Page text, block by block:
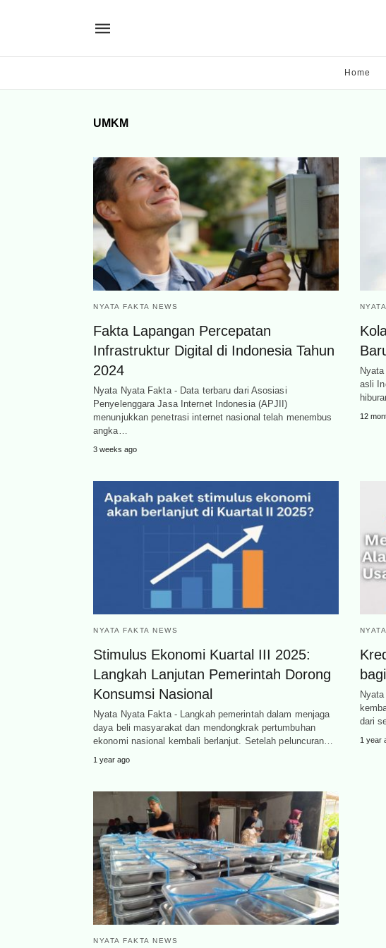
Home
UMKM
NYATA FAKTA NEWS
Fakta Lapangan Percepatan
Infrastruktur Digital di Indonesia Tahun
2024
Nyata Nyata Fakta - Data terbaru dari Asosiasi
Penyelenggara Jasa Internet Indonesia (APJII)
menunjukkan penetrasi internet nasional telah menembus
angka…
3 weeks ago
asli
12
NYATA FAKTA NEWS
Stimulus Ekonomi Kuartal III 2025:
Langkah Lanjutan Pemerintah Dorong
Konsumsi Nasional
Nyata Nyata Fakta - Langkah pemerintah dalam menjaga
daya beli masyarakat dan mendongkrak pertumbuhan
ekonomi nasional kembali berlanjut. Setelah peluncuran…
1 year ago
dari
1 year
NYATA FAKTA NEWS